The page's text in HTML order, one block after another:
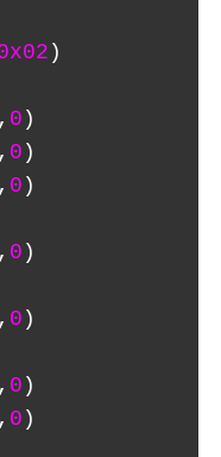
)
, 0 )
, 0 )
, 0 )
, 0 )
, 0 )
, 0 )
, 0 )